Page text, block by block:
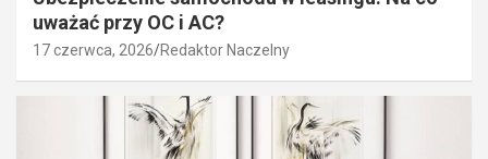
uważać przy OC i AC?
17 czerwca, 2026 Redaktor Naczelny